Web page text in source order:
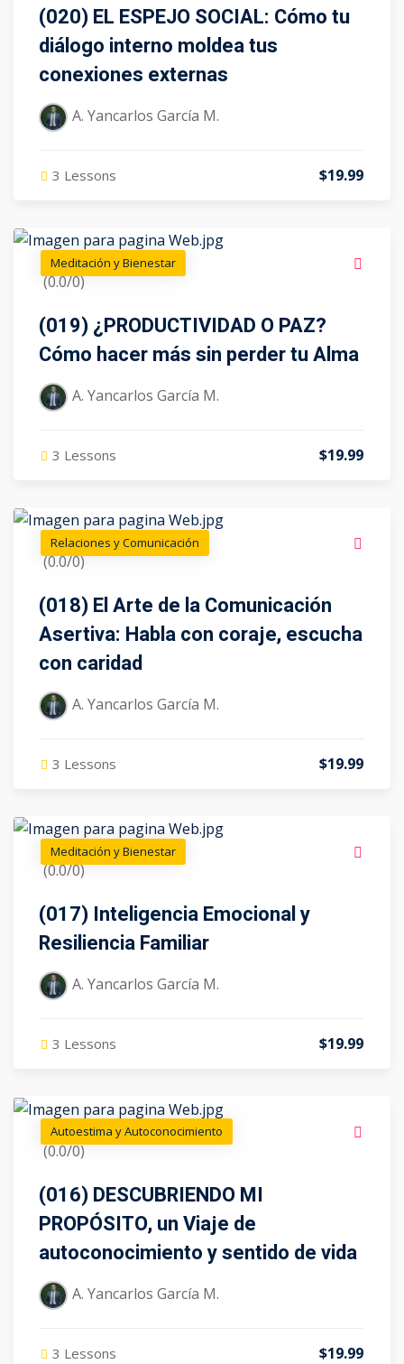
(020) EL ESPEJO SOCIAL: Cómo tu
diálogo interno moldea tus
conexiones externas
A. Yancarlos García M.
3 Lessons $19.99
Meditación y Bienestar
(0.0/0)
(019) ¿PRODUCTIVIDAD O PAZ?
Cómo hacer más sin perder tu Alma
A. Yancarlos García M.
3 Lessons $19.99
Relaciones y Comunicación
(0.0/0)
(018) El Arte de la Comunicación
Asertiva: Habla con coraje, escucha
con caridad
A. Yancarlos García M.
3 Lessons $19.99
Meditación y Bienestar
(0.0/0)
(017) Inteligencia Emocional y
Resiliencia Familiar
A. Yancarlos García M.
3 Lessons $19.99
Autoestima y Autoconocimiento
(0.0/0)
(016) DESCUBRIENDO MI
PROPÓSITO, un Viaje de
autoconocimiento y sentido de vida
A. Yancarlos García M.
3 Lessons $19.99